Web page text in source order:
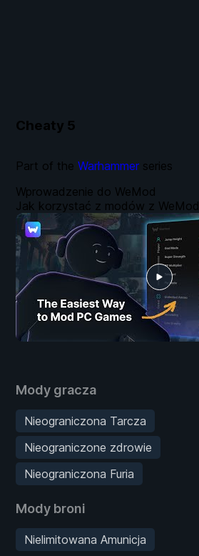
Cheaty 5
Mody gracza
Nieograniczona Tarcza
Nieograniczone zdrowie
Nieograniczona Furia
Mody broni
Nielimitowana Amunicja
Wprowadzenie do WeMod
Jak korzystać z modów z WeMod
Part of the Warhammer series